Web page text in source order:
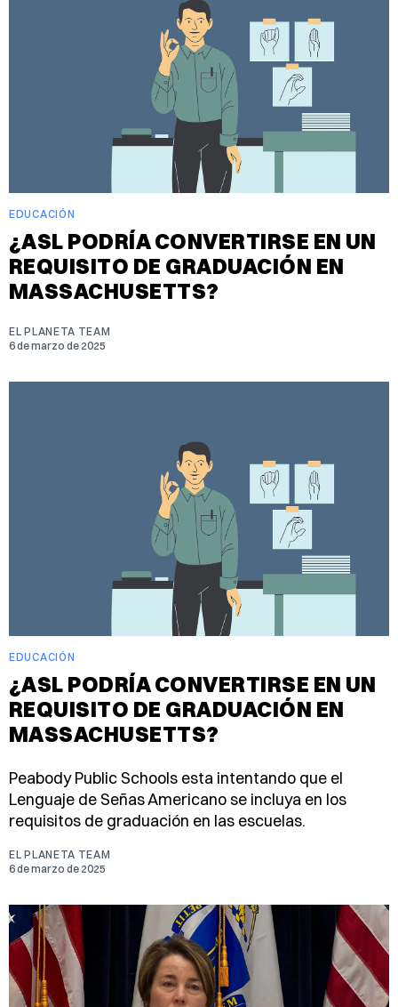
EDUCACIÓN
¿ASL PODRÍA CONVERTIRSE EN UN
REQUISITO DE GRADUACIÓN EN
MASSACHUSETTS?
EL PLANETA TEAM
6 de marzo de 2025
EDUCACIÓN
¿ASL PODRÍA CONVERTIRSE EN UN
REQUISITO DE GRADUACIÓN EN
MASSACHUSETTS?
Peabody Public Schools esta intentando que el
Lenguaje de Señas Americano se incluya en los
requisitos de graduación en las escuelas.
EL PLANETA TEAM
6 de marzo de 2025